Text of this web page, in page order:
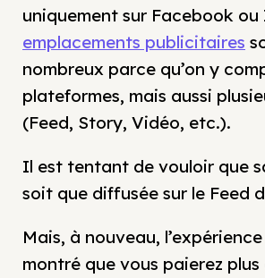
uniquement sur Facebook
emplacements publicitaires
nombreux parce qu’on y
plateformes, mais aussi
(Feed, Story, Vidéo, etc.).
Il est tentant de vouloir que
soit que diffusée sur le Feed
Mais, à nouveau,
montré que vous paierez